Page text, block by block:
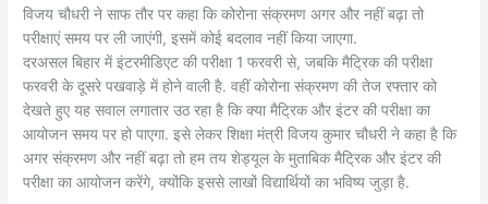
विजय चौधरी ने साफ तौर पर कहा कि कोरोना संक्रमण अगर और नहीं बढ़ा तो
परीक्षाएं समय पर ली जाएंगी, इसमें कोई बदलाव नहीं किया जाएगा.
दरअसल बिहार में इंटरमीडिएट की परीक्षा 1 फरवरी से, जबकि मैट्रिक की परीक्षा
फरवरी के दूसरे पखवाड़े में होने वाली है‌. वहीं कोरोना संक्रमण की तेज रफ्तार को
देखते हुए यह सवाल लगातार उठ रहा है कि क्या मैट्रिक और इंटर की परीक्षा का
आयोजन समय पर हो पाएगा. इसे लेकर शिक्षा मंत्री विजय कुमार चौधरी ने कहा है कि
अगर संक्रमण और नहीं बढ़ा तो हम तय शेड्यूल के मुताबिक मैट्रिक और इंटर की
परीक्षा का आयोजन करेंगे, क्योंकि इससे लाखों विद्यार्थियों का भविष्य जुड़ा है.